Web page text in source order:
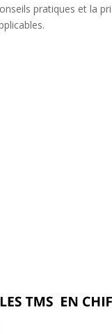
pratiques et la